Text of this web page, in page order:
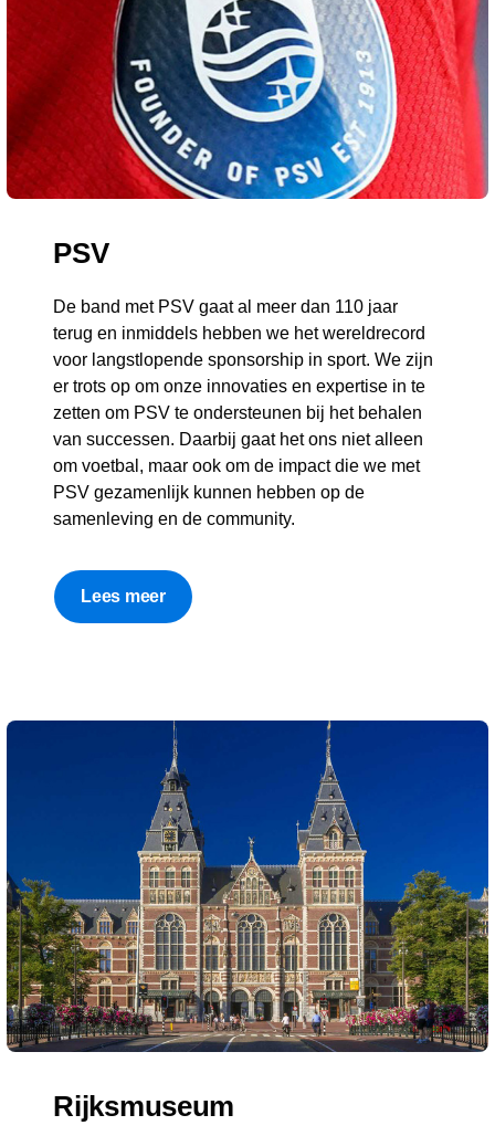
PSV
De band met PSV gaat al meer dan 110 jaar
terug en inmiddels hebben we het wereldrecord
voor langstlopende sponsorship in sport. We zijn
er trots op om onze innovaties en expertise in te
zetten om PSV te ondersteunen bij het behalen
van successen. Daarbij gaat het ons niet alleen
om voetbal, maar ook om de impact die we met
PSV gezamenlijk kunnen hebben op de
samenleving en de community.
Lees meer
Rijksmuseum